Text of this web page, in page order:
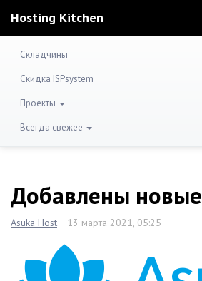
Hosting Kitchen
Складчины
Скидка ISPsystem
Проекты
Всегда свежее
Добавлены
Asuka Host 13 марта 2021, 05:25